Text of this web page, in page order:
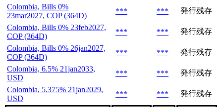
Colombia, Bills 0%
23mar2027, COP (364D)
*** ***
発行残存
Colombia, Bills 0% 23feb2027,
COP (364D)
*** ***
発行残存
Colombia, Bills 0% 26jan2027,
COP (364D)
*** ***
発行残存
Colombia, 6.5% 21jan2033,
USD
*** ***
発行残存
Colombia, 5.375% 21jan2029,
USD
*** *** 発行残存